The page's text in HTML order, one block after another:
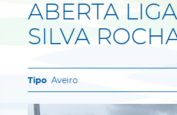
ABERTA
SILVA
Aveiro